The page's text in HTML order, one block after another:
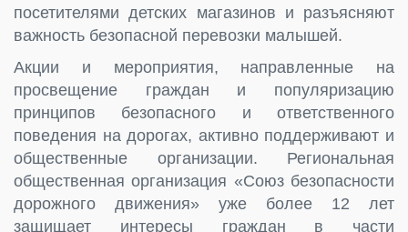
посетителями детских магазинов и разъясняют
важность безопасной перевозки малышей.
Акции и мероприятия, направленные на
просвещение граждан и популяризацию
принципов безопасного и ответственного
поведения на дорогах, активно поддерживают и
общественные организации. Региональная
общественная организация «Союз безопасности
дорожного движения» уже более 12 лет
защищает интересы граждан в части